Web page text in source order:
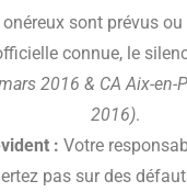
sont prévus ou
connue, le
2016 & CA Aix-en-
2016).
: Votre
pas sur des